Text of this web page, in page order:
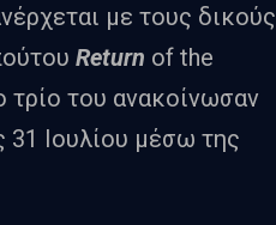
με τους δικούς
Return of the
τρίο του ανακοίνωσαν
31 Ιουλίου μέσω της